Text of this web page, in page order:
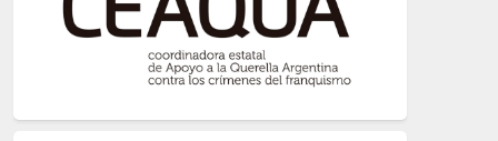
Derechos Humanos
(522)
Nacionalcatolicismo
(514)